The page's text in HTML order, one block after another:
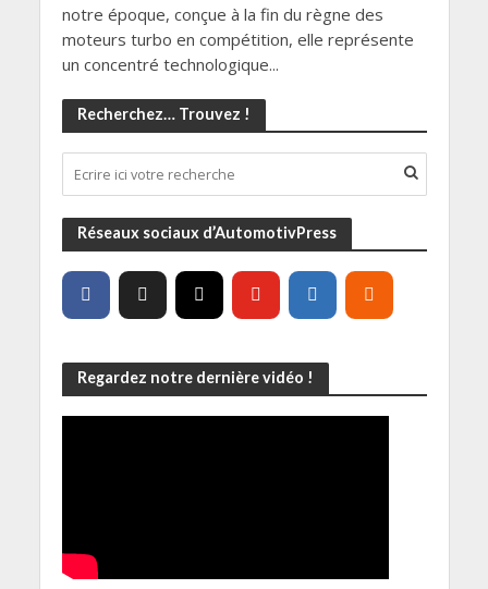
notre époque, conçue à la fin du règne des
moteurs turbo en compétition, elle représente
un concentré technologique...
Recherchez… Trouvez !
Réseaux sociaux d’AutomotivPress
Regardez notre dernière vidéo !